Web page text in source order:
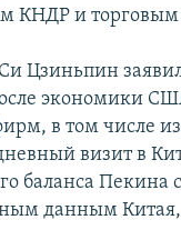
КНДР и торговым
Цзиньпин
экономики
в том числе
визит в
баланса
данным Китая,